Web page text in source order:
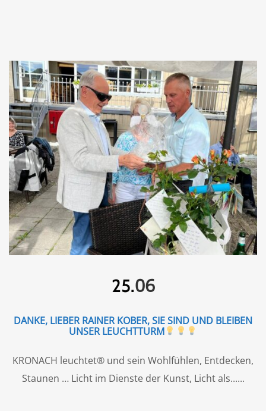
25.06
DANKE, LIEBER RAINER KOBER, SIE SIND UND BLEIBEN
UNSER LEUCHTTURM
KRONACH leuchtet® und sein Wohlfühlen, Entdecken,
Staunen … Licht im Dienste der Kunst, Licht als...